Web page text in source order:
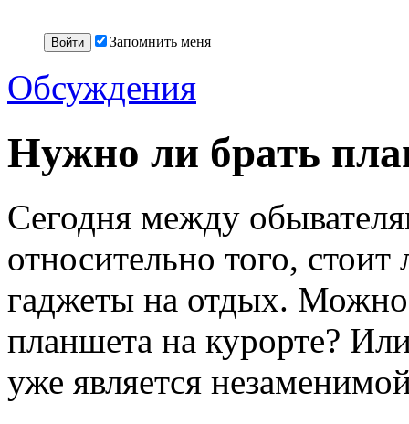
Запомнить меня
Обсуждения
Нужно ли брать
Сегодня между
относительно того,
гаджеты на отдых.
планшета на курорте?
уже является